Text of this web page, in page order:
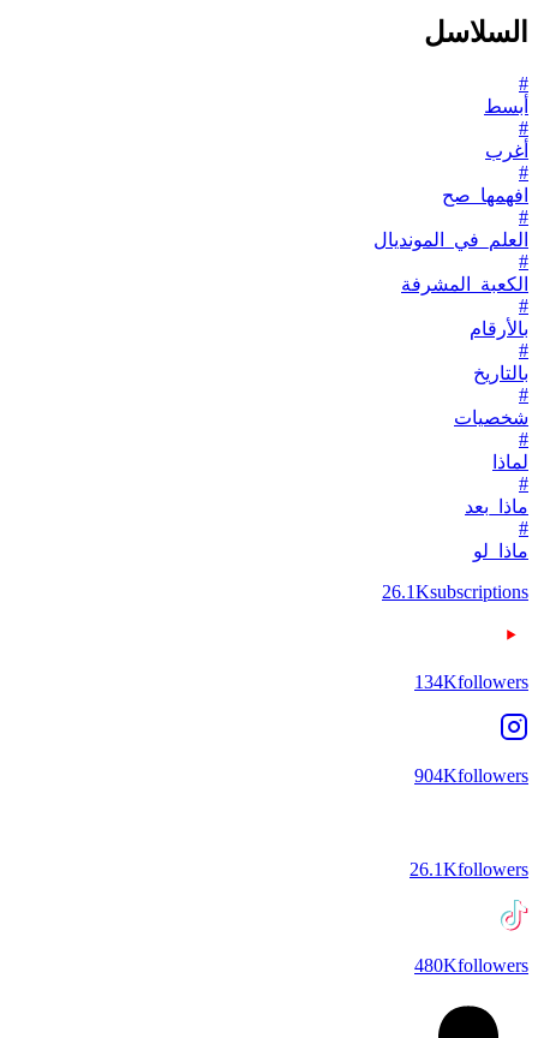
السلاسل
#
أبسط
#
أغرب
#
افهمها_صح
#
العلم_في_المونديال
#
الكعبة_المشرفة
#
بالأرقام
#
بالتاريخ
#
شخصيات
#
لماذا
#
ماذا_بعد
#
ماذا_لو
26.1Ksubscriptions
134Kfollowers
904Kfollowers
26.1Kfollowers
480Kfollowers